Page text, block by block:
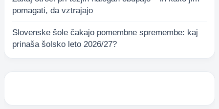
pomagati, da vztrajajo
Slovenske šole čakajo pomembne spremembe: kaj
prinaša šolsko leto 2026/27?